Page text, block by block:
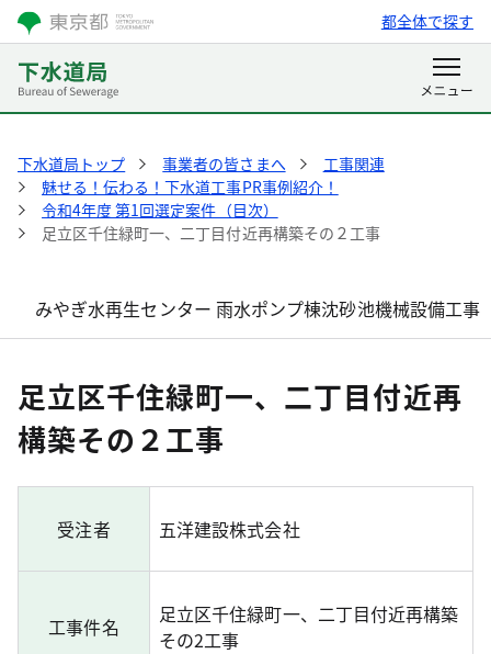
都全体で探す
下水道局トップ 事業者の皆さまへ
工事関連
魅せる！伝わる！下水道工事PR事例紹介！
令和4年度 第1回選定案件（目次）
足立区千住緑町一、二丁目付近再構築その２工事
みやぎ水再生センター 雨水ポンプ棟沈砂池機械設備工事
足立区千住緑町一、二丁目付近再
構築その２工事
受注者 五洋建設株式会社
工事件名
足立区千住緑町一、二丁目付近再構築
その2工事